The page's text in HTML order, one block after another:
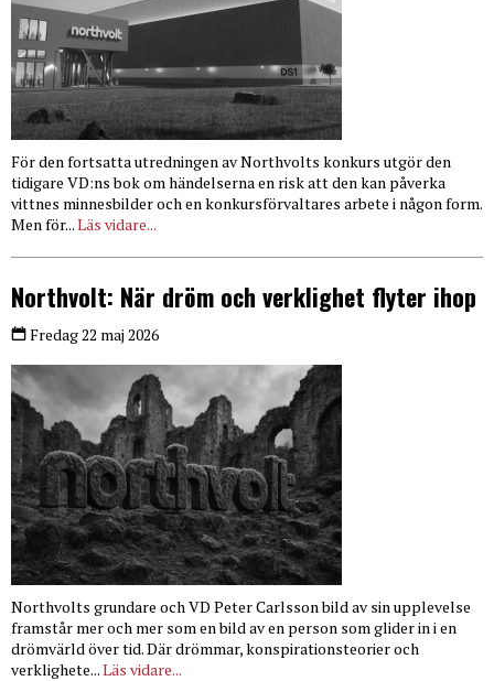
För den fortsatta utredningen av Northvolts konkurs utgör den
tidigare VD:ns bok om händelserna en risk att den kan påverka
vittnes minnesbilder och en konkursförvaltares arbete i någon form.
Men för...Läs vidare...
Northvolt: När dröm och verklighet flyter ihop
Fredag 22 maj 2026
Northvolts grundare och VD Peter Carlsson bild av sin upplevelse
framstår mer och mer som en bild av en person som glider in i en
drömvärld över tid. Där drömmar, konspirationsteorier och
verklighete...Läs vidare...